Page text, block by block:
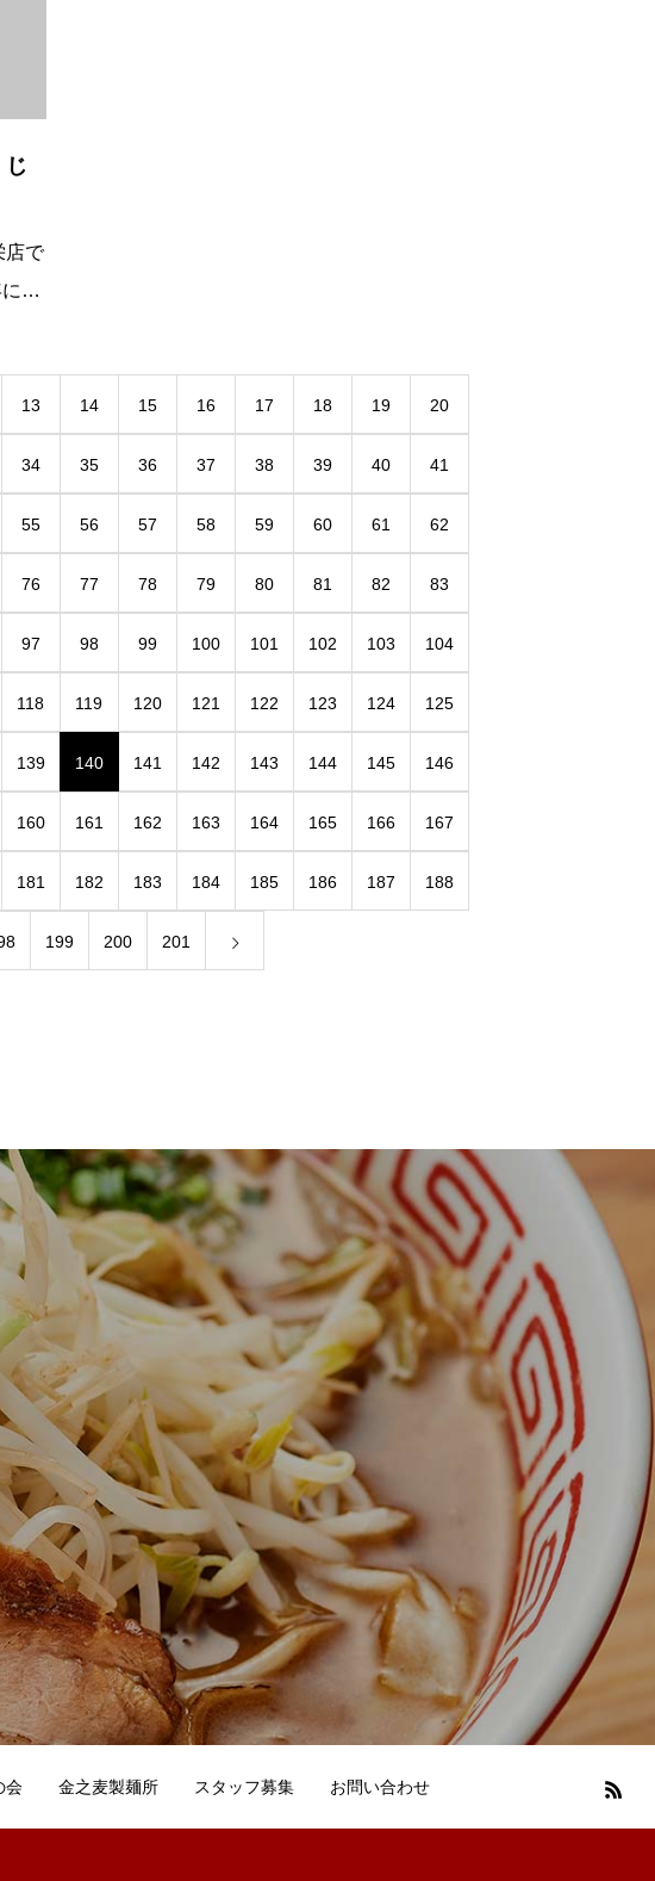
店で
13 14 15 16 17 18 19 20
34 35 36 37 38 39 40 41
55 56 57 58 59 60 61 62
76 77 78 79 80 81 82 83
97 98 99 100 101 102 103 104
118 119 120 121 122 123 124 125
139 140 141 142 143 144 145 146
160 161 162 163 164 165 166 167
181 182 183 184 185 186 187 188
199 200 201
会 金之麦製麺所 スタッフ募集 お問い合わせ